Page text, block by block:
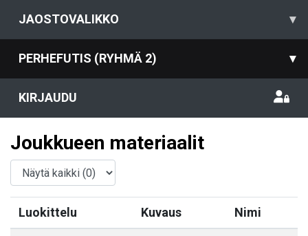
JAOSTOVALIKKO ▾
PERHEFUTIS (RYHMÄ 2) ▾
KIRJAUDU
Joukkueen materiaalit
Luokittelu Kuvaus Nimi